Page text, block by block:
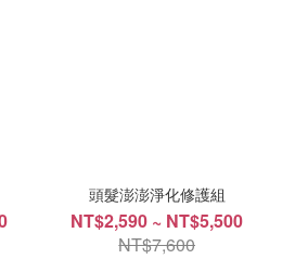
頭髮澎澎淨化修護組
NT$2,590 ~ NT$5,500
NT$7,600